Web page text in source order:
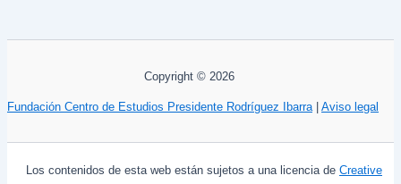
Copyright © 2026
Fundación Centro de Estudios Presidente Rodríguez Ibarra| Aviso legal
Los contenidos de esta web están sujetos a una licencia de Creative